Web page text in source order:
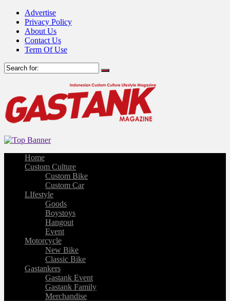
Advertise
Privacy Policy
About Us
Contact Us
Term Of Use
Home
Custom Culture
Custom Bike
Custom Car
LIfestyle
Goods
Boystoys
Hangout
Event
Motorcycle
New Bike
Classic Bike
Gastankers
Gastank Event
Gastank Family
Merchandise